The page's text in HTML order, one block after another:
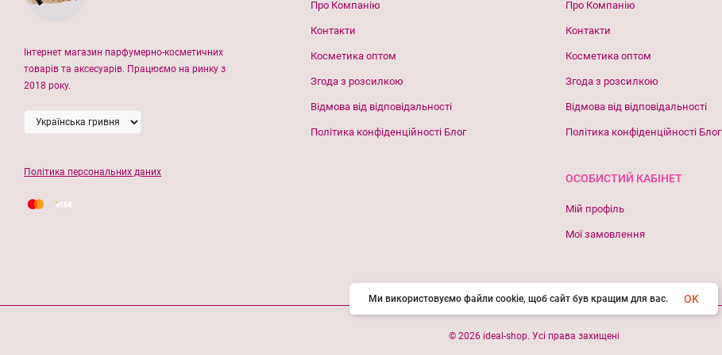
Інтернет магазин парфумерно-косметичних
товарів та аксесуарів. Працюємо на ринку з
2018 року.
Політика персональних даних
Про Компанію
Контакти
Косметика оптом
Згода з розсилкою
Відмова від відповідальності
Політика конфіденційності Блог
Про Компанію
Контакти
Косметика оптом
Згода з розсилкою
Відмова від відповідальності
Політика конфіденційності Блог
ОСОБИСТИЙ КАБІНЕТ
Мій профіль
Мої замовлення
© 2026 ideal-shop. Усі права захищені
Ми використовуємо файли cookie, щоб сайт був кращим для вас. OK